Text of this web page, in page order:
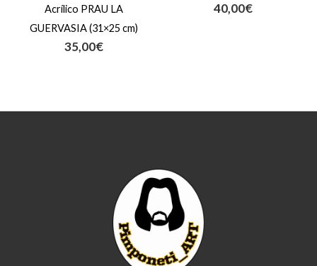
Acrílico PRAU LA
GUERVASIA (31×25 cm)
35,00€
40,00€